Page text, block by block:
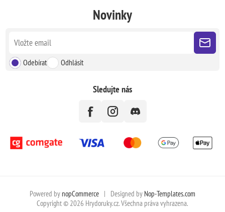
Novinky
Odebírat Odhlásit
Sledujte nás
Powered by nopCommerce | Designed by Nop-Templates.com
Copyright © 2026 Hrydoruky.cz. Všechna práva vyhrazena.